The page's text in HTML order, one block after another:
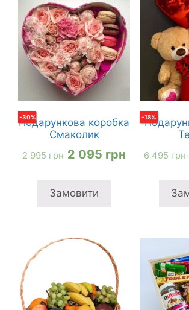
-30%
Подарункова коробка
Смаколик
2 995грн Оригінальна
2
2 095 грн Поточна
Замовити
-18%
6 495грн